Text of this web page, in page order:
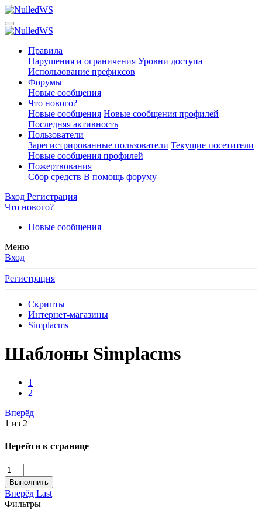
Правила
Нарушения и ограничения Уровни доступа
Использование префиксов
Форумы
Новые сообщения
Что нового?
Новые сообщения Новые сообщения профилей
Последняя активность
Пользователи
Зарегистрированные пользователи Текущие посетители
Новые сообщения профилей
Пожертвования
Сбор средств В помощь форуму
Вход Регистрация
Что нового?
Новые сообщения
Меню
Вход
Регистрация
Скрипты
Интернет-магазины
Simplacms
Шаблоны Simplacms
1
2
Вперёд
1 из 2
Перейти к странице
Выполнить
Вперёд Last
Фильтры